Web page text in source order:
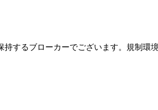
するブローカーでございます。規制環